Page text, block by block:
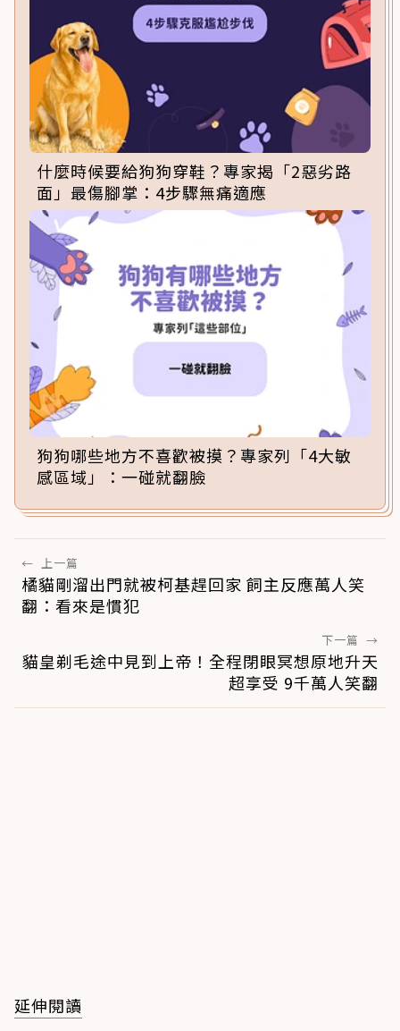
什麼時候要給狗狗穿鞋？專家揭「2惡劣路
面」最傷腳掌：4步驟無痛適應
狗狗哪些地方不喜歡被摸？專家列「4大敏
感區域」：一碰就翻臉
← 上一篇
橘貓剛溜出門就被柯基趕回家 飼主反應萬人笑
翻：看來是慣犯
下一篇 →
貓皇剃毛途中見到上帝！全程閉眼冥想原地升天
超享受 9千萬人笑翻
延伸閱讀